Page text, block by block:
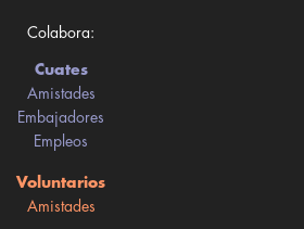
Colabora:
Cuates
Amistades
Embajadores
Empleos
Voluntarios
Amistades